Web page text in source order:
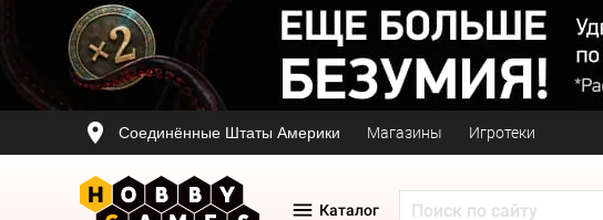
Соединённые Штаты Америки Магазины Игротеки
Каталог